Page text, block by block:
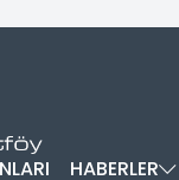
HABERLER